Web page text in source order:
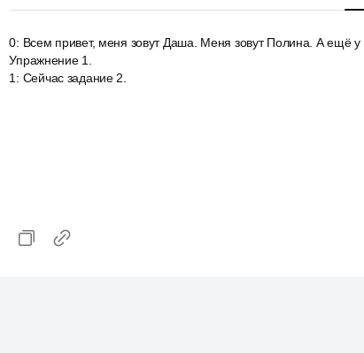
0: Всем привет, меня зовут Даша. Меня зовут Полина. А ещё у
Упражнение 1.
1 : Сейчас задание 2.